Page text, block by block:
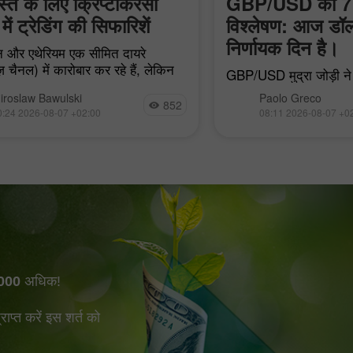
में ट्रेडिंग की सिफारिशें
और एथेरियम एक सीमित दायरे
चैनल) में कारोबार कर रहे हैं, लेकिन
डर अभी भी बना हुआ है।
Bawulski
2026-08-07 +02:00 852
विश्लेषण: आज
निर्णायक दिन है।
GBP/USD मुद्रा जोड़ी
बिल्कुल कोई दिलचस्प
महत्वपूर्णPaolo Greco
08:11 2026-08-07
अधिक!
करें इस शर्त को